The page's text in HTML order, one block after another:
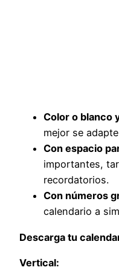
Color o blanco
mejor se
Con espacio
importantes,
recordatorios.
Con números
calendario a
Descarga tu
Vertical: